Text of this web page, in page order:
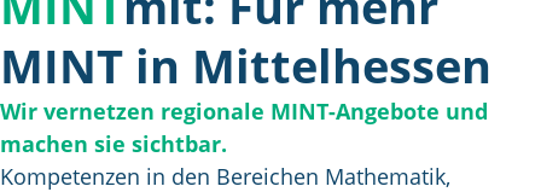
MINT in Mittelhessen
Wir vernetzen regionale MINT-Angebote und
machen sie sichtbar.
Kompetenzen in den Bereichen Mathematik,